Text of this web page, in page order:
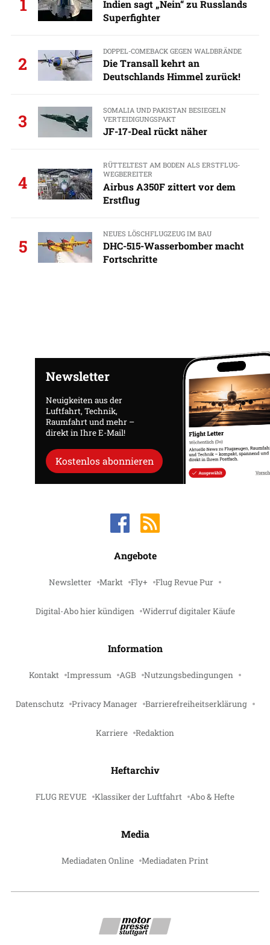
1
Indien sagt „Nein“ zu Russlands
Superfighter
2
DOPPEL-COMEBACK GEGEN WALDBRÄNDE
Die Transall kehrt an
Deutschlands Himmel zurück!
3
SOMALIA UND PAKISTAN BESIEGELN
VERTEIDIGUNGSPAKT
JF-17-Deal rückt näher
4
RÜTTELTEST AM BODEN ALS ERSTFLUG-
WEGBEREITER
Airbus A350F zittert vor dem
Erstflug
5
NEUES LÖSCHFLUGZEUG IM BAU
DHC-515-Wasserbomber macht
Fortschritte
Newsletter
Neuigkeiten aus der
Luftfahrt, Technik,
Raumfahrt und mehr –
direkt in Ihre E-Mail!
Kostenlos abonnieren
Angebote
Newsletter Markt Fly+ Flug Revue Pur
Digital-Abo hier kündigen Widerruf digitaler Käufe
Information
Kontakt Impressum AGB Nutzungsbedingungen
Datenschutz Privacy Manager Barrierefreiheitserklärung
Karriere Redaktion
Heftarchiv
FLUG REVUE Klassiker der Luftfahrt Abo & Hefte
Media
Mediadaten Online Mediadaten Print